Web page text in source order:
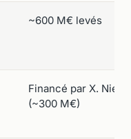
~600 M€ levés
Financé par X. Niel
(~300 M€)